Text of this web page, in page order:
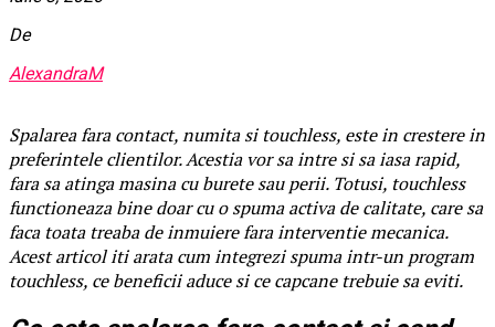
De
AlexandraM
Spalarea fara contact, numita si touchless, este in crestere in
preferintele clientilor. Acestia vor sa intre si sa iasa rapid,
fara sa atinga masina cu burete sau perii. Totusi, touchless
functioneaza bine doar cu o spuma activa de calitate, care sa
faca toata treaba de inmuiere fara interventie mecanica.
Acest articol iti arata cum integrezi spuma intr-un program
touchless, ce beneficii aduce si ce capcane trebuie sa eviti.